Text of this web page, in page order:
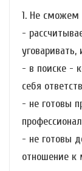
1. Не сможем
-
- в поиске -
себя
- не готовы
- не готовы
отношение к